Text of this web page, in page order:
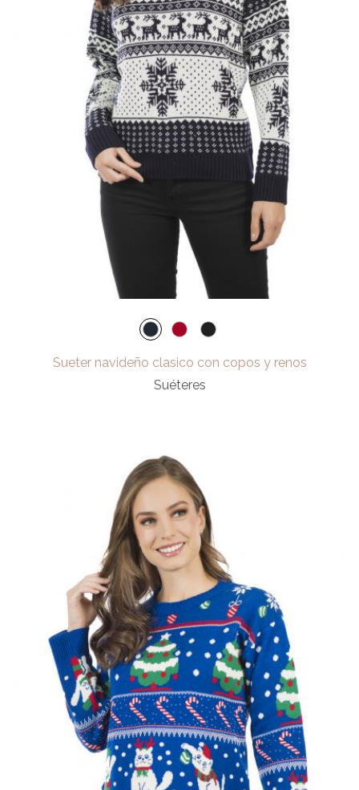
Sueter navideño clasico con copos y renos
Suéteres